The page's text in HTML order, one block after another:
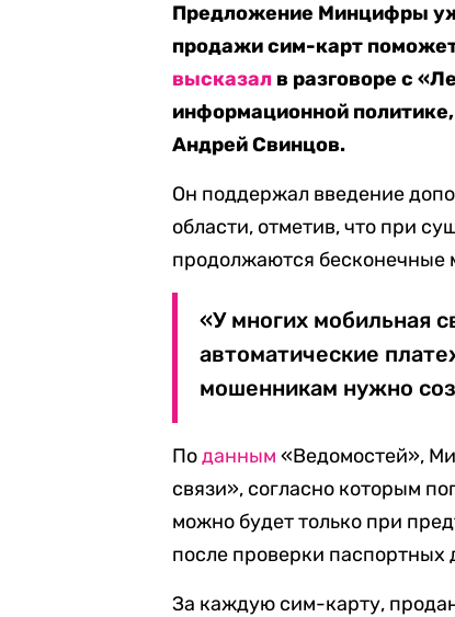
Предложение Минцифры
продажи сим-карт
высказал в разговоре с
информационной
Андрей Свинцов.
Он поддержал введение
области, отметив, что при
продолжаются
«У многих мобильная
автоматические
мошенникам нужно
Поданным «Ведомостей»,
связи», согласно которым
можно будет только при
после проверки
За каждую сим-карту,